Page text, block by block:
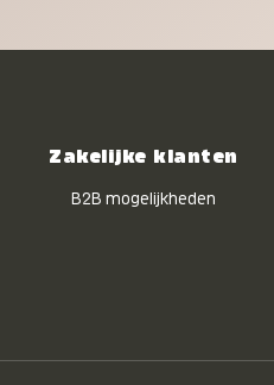
Zakelijke klanten
B2B mogelijkheden